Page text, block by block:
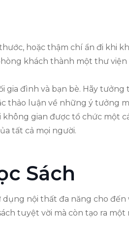
hoặc thậm chí ẩn đi khi
khách thành một thư viện
gia đình và bạn bè. Hãy
thảo luận về những ý tưởng
gian được tổ chức một
tất cả mọi người.
Sách
nội thất đa năng cho đến
tuyệt vời mà còn tạo ra